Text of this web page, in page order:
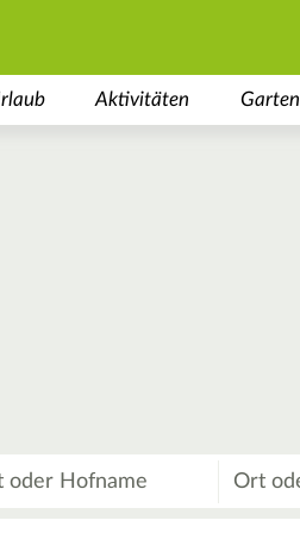
Aktivitäten Garten